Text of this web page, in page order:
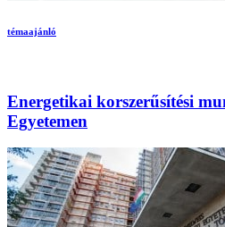
témaajánló
Energetikai korszerűsítési
Egyetemen